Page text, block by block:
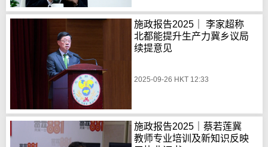
施政报告2025｜ 李家超称
北都能提升生产力冀乡议局
续提意见
2025-09-26 HKT 12:33
施政报告2025｜蔡若莲冀
教师专业培训及新知识反映